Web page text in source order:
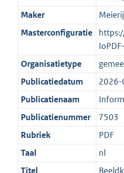
i
n
f
r
m
a
a
t
b
e
k
n
d
Maker
Masterconfiguratie
Organisatietype
Publicatiedatum
2026-
Publicatienaam
Publicatienummer
7503
Rubriek
PDF
Taal
nl
Titel